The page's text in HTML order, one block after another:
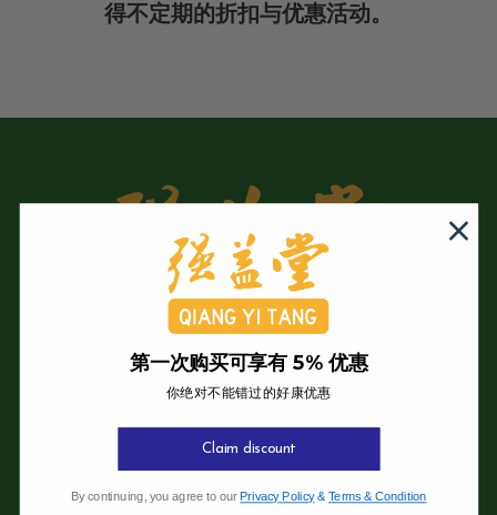
得不定期的折扣与优惠活动。
强益堂全息中医诊所
强益堂全息中医诊所(槟岛)
04-2832108
第一次购买可享有 5% 优惠
你绝对不能错过的好康优惠
Claim discount
By continuing, you agree to our Privacy Policy&Terms & Condition